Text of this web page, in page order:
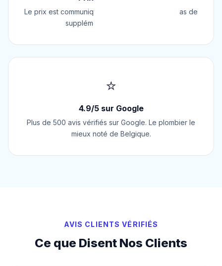
Le prix est communiqué AVANT l'intervention. Pas de
supplément surprise, jamais.
⭐
4.9/5 sur Google
Plus de 500 avis vérifiés sur Google. Le plombier le
mieux noté de Belgique.
AVIS CLIENTS VÉRIFIÉS
Ce que Disent Nos Clients